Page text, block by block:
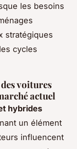
les besoins
stratégiques
cycles
voitures
actuel
hybrides
un élément
influencent